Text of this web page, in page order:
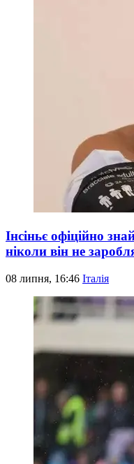
Інсіньє офіційно
ніколи він не
08 липня, 16:46 Італія